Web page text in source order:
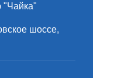
"Чайка"
шоссе,